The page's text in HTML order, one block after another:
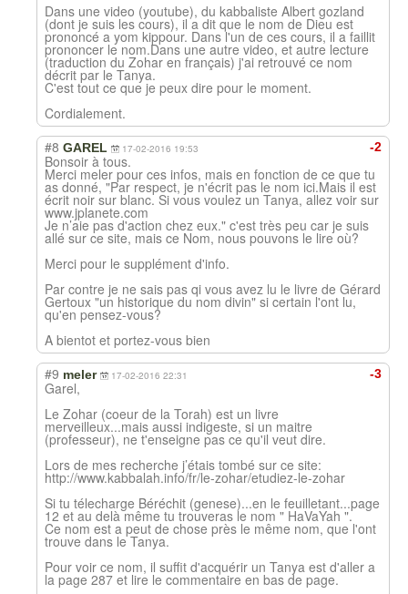
Dans une video (youtube), du kabbaliste Albert gozland
(dont je suis les cours), il a dit que le nom de Dieu est
prononcé a yom kippour. Dans l'un de ces cours, il a faillit
prononcer le nom.Dans une autre video, et autre lecture
(traduction du Zohar en français) j'ai retrouvé ce nom
décrit par le Tanya.
C'est tout ce que je peux dire pour le moment.
Cordialement.
-2
#8 GAREL 17-02-2016 19:53
Bonsoir à tous.
Merci meler pour ces infos, mais en fonction de ce que tu
as donné, "Par respect, je n'écrit pas le nom ici.Mais il est
écrit noir sur blanc. Si vous voulez un Tanya, allez voir sur
www.jplanete.com
Je n’aie pas d'action chez eux." c'est très peu car je suis
allé sur ce site, mais ce Nom, nous pouvons le lire où?
Merci pour le supplément d'info.
Par contre je ne sais pas qi vous avez lu le livre de Gérard
Gertoux "un historique du nom divin" si certain l'ont lu,
qu'en pensez-vous?
A bientot et portez-vous bien
-3
#9 meler 17-02-2016 22:31
Garel,
Le Zohar (coeur de la Torah) est un livre
merveilleux...mais aussi indigeste, si un maitre
(professeur), ne t'enseigne pas ce qu'il veut dire.
Lors de mes recherche j’étais tombé sur ce site:
http://www.kabbalah.info/fr/le-zohar/etudiez-le-zohar
Si tu télecharge Béréchit (genese)...en le feuilletant...page
12 et au delà même tu trouveras le nom " HaVaYah ".
Ce nom est a peut de chose près le même nom, que l'ont
trouve dans le Tanya.
Pour voir ce nom, il suffit d'acquérir un Tanya est d'aller a
la page 287 et lire le commentaire en bas de page.